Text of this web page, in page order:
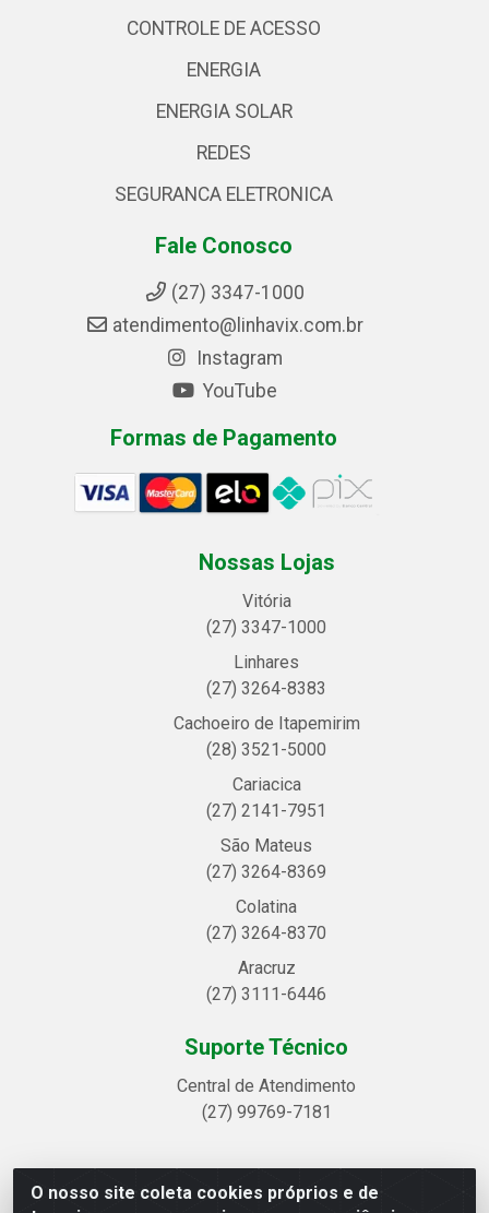
O nosso site coleta cookies próprios e de
CONTROLE DE ACESSO
ENERGIA
ENERGIA SOLAR
REDES
SEGURANCA ELETRONICA
Fale Conosco
(27) 3347-1000
atendimento@linhavix.com.br
Instagram
YouTube
Formas de Pagamento
Nossas Lojas
Vitória
(27) 3347-1000
Linhares
(27) 3264-8383
Cachoeiro de Itapemirim
(28) 3521-5000
Cariacica
(27) 2141-7951
São Mateus
(27) 3264-8369
Colatina
(27) 3264-8370
Aracruz
(27) 3111-6446
Suporte Técnico
Central de Atendimento
(27) 99769-7181
Linhavix Distribuidora LTDA - Avenida Alegre, 2521 -